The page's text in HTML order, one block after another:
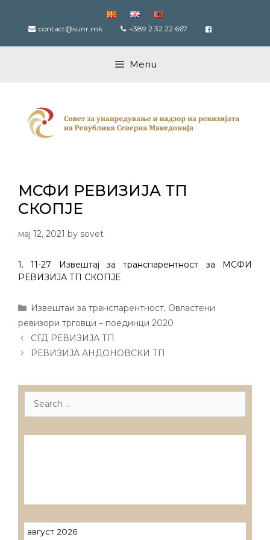
content contact@sunr.mk +389 2 32 22 667
Menu
МСФИ РЕВИЗИЈА ТП
СКОПЈЕ
мај 12, 2021 by sovet
1. 11-27 Извештај за транспарентност за МСФИ
РЕВИЗИЈА ТП СКОПЈЕ
Categories
Извештаи за транспарентност, Овластени
ревизори трговци – поединци 2020
Post
navigation
СГД РЕВИЗИЈА ТП
РЕВИЗИЈА АНДОНОВСКИ ТП
Search
август 2026